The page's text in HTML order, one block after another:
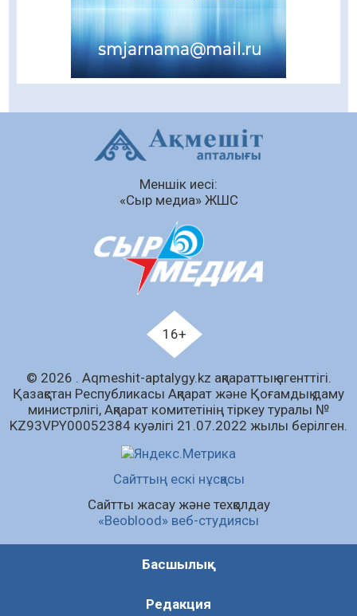
Кенеге қарсы залалсыздандыру жұмыстары
жүргізілуде
07.08.2026
Сыбайлас жемқорлық
Аумақтан тыс соттылық – сот төрелігінің
ашықтығы мен қолжетімділігін арттыру
«Дауыс беру учаскесін қалай табуға болады?»￼
07.08.2026 65 0
Барлық жаңалық
Меншік иесі:
«Сыр медиа» ЖШС
16+
© 2026 . Аqmeshit-aptalygy.kz ақпараттық агенттігі.
Қазақстан Республикасы Ақпарат және Қоғамдық даму
министрлігі, Ақпарат комитетінің тіркеу туралы №
KZ93VPY00052384 куәлігі 21.07.2022 жылы берілген.
Сайттың ескі нұсқасы
Сайтты жасау және техқолдау
«Beoblood» веб-студиясы
Басшылық
Редакция